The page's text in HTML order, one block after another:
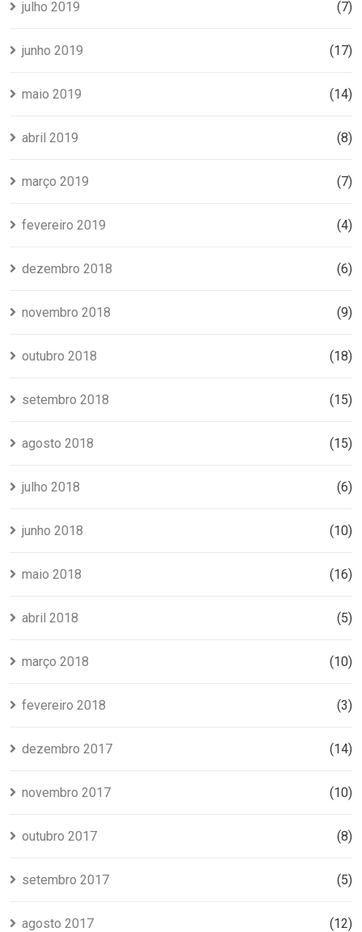
julho 2019 (7)
junho 2019 (17)
maio 2019 (14)
abril 2019 (8)
março 2019 (7)
fevereiro 2019 (4)
dezembro 2018 (6)
novembro 2018 (9)
outubro 2018 (18)
setembro 2018 (15)
agosto 2018 (15)
julho 2018 (6)
junho 2018 (10)
maio 2018 (16)
abril 2018 (5)
março 2018 (10)
fevereiro 2018 (3)
dezembro 2017 (14)
novembro 2017 (10)
outubro 2017 (8)
setembro 2017 (5)
agosto 2017 (12)